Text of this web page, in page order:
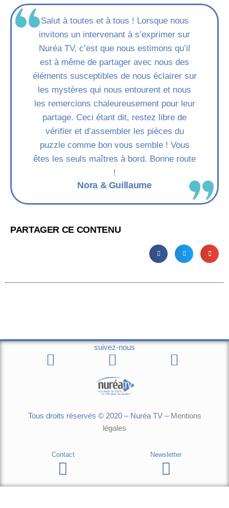
Salut à toutes et à tous ! Lorsque nous
invitons un intervenant à s’exprimer sur
Nuréa TV, c’est que nous estimons qu’il
est à même de partager avec nous des
éléments susceptibles de nous éclairer sur
les mystères qui nous entourent et nous
les remercions chaleureusement pour leur
partage. Ceci étant dit, restez libre de
vérifier et d’assembler les pièces du
puzzle comme bon vous semble ! Vous
êtes les seuls maîtres à bord. Bonne route
!
Nora & Guillaume
PARTAGER CE CONTENU
suivez-nous
Tous droits réservés © 2020 – Nuréa TV – Mentions
légales
Contact Newsletter